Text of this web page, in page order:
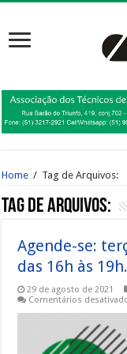
Home / Tag de Arquivos:
Tag de Arquivos:
Agende-se:
das 16h às 19h.
29 de agosto de 2021
Comentários